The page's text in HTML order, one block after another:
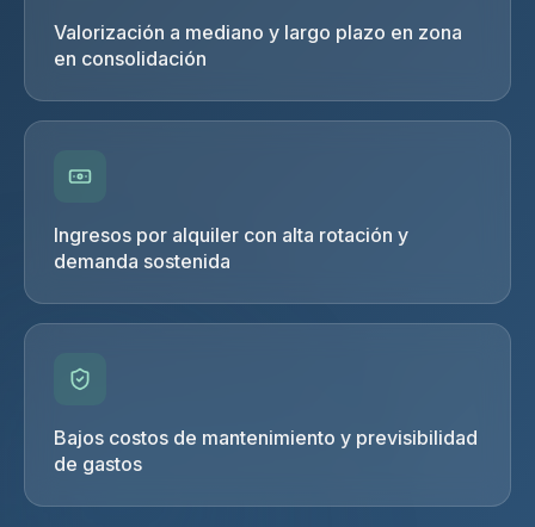
Valorización a mediano y largo plazo en zona
en consolidación
Ingresos por alquiler con alta rotación y
demanda sostenida
Bajos costos de mantenimiento y previsibilidad
de gastos